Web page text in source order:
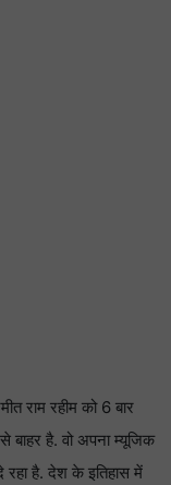
राम रहीम को 6 बार
बाहर है. वो अपना म्यूजिक
रहा है. देश के इतिहास में